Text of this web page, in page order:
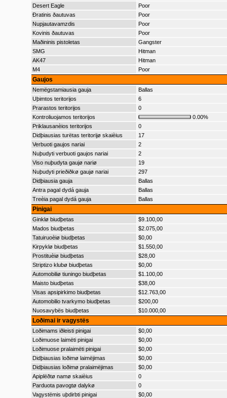
Desert Eagle
Poor
Ðratinis ðautuvas
Poor
Nupjautavamzdis
Poor
Kovinis ðautuvas
Poor
Maðininis pistoletas
Gangster
SMG
Hitman
AK47
Hitman
M4
Poor
Gaujos
Nemëgstamiausia gauja
Ballas
Uþimtos teritorijos
6
Prarastos teritorijos
0
Kontroliuojamos teritorijos
0.00%
Priklausanèios teritorijos
0
Didþiausias turëtas teritorijø skaièius
17
Verbuoti gaujos nariai
2
Nuþudyti verbuoti gaujos nariai
2
Viso nuþudyta gaujø nariø
19
Nuþudyti prieðiðkø gaujø nariai
297
Didþiausia gauja
Ballas
Antra pagal dydá gauja
Ballas
Treèia pagal dydá gauja
Ballas
Pinigai
Ginklø biudþetas
$9.100,00
Mados biudþetas
$2.075,00
Tatuiruoèiø biudþetas
$0,00
Kirpyklø biudþetas
$1.550,00
Prostituèiø biudþetas
$28,00
Striptizo klubø biudþetas
$0,00
Automobiliø tiuningo biudþetas
$1.100,00
Maisto biudþetas
$38,00
Visas apsipirkimo biudþetas
$12.763,00
Automobilio tvarkymo biudþetas
$200,00
Nuosavybës biudþetas
$10.000,00
Loðimai ir vagystës
Loðimams iðleisti pinigai
$0,00
Loðimuose laimëti pinigai
$0,00
Loðimuose pralaimëti pinigai
$0,00
Didþiausias loðimø laimëjimas
$0,00
Didþiausias loðimø pralaimëjimas
$0,00
Apiplëðtø namø skaièius
0
Parduota pavogtø dalykø
0
Vagystëmis uþdirbti pinigai
$0,00